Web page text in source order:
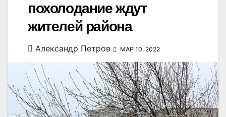
похолодание ждут
жителей района
Александр Петров МАР 10, 2022